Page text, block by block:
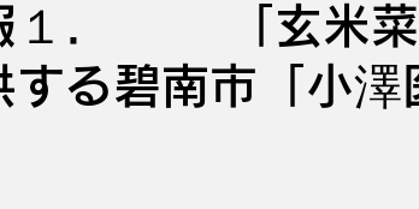
１． 「玄米菜
する碧南市「小澤